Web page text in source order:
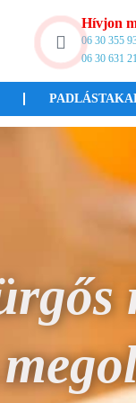
Hívjon
06 30 355
06 30 631